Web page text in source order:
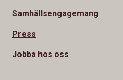
Samhällsengagemang
Press
Jobba hos oss